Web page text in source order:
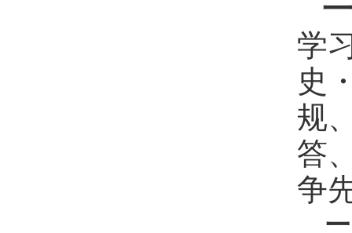
学
史
规
答
争